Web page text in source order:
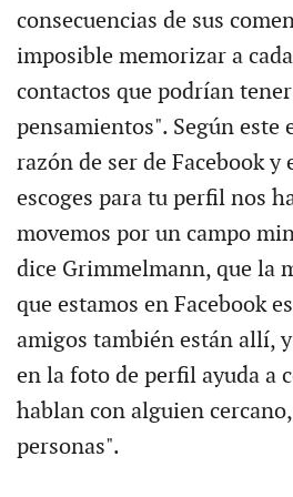
consecuencias de sus
imposible memorizar a
contactos que podrían tener
pensamientos". Según este
razón de ser de Facebook
escoges para tu perfil nos
movemos por un campo
dice Grimmelmann, que la
que estamos en Facebook
amigos también están allí,
en la foto de perfil ayuda a
hablan con alguien
personas".